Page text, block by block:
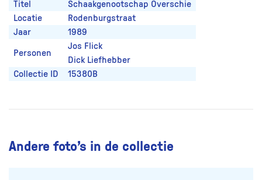
Titel
Schaakgenootschap Overschie
Locatie
Rodenburgstraat
Jaar
1989
Personen
Jos Flick
Dick Liefhebber
Collectie ID
15380B
Andere foto’s in de collectie